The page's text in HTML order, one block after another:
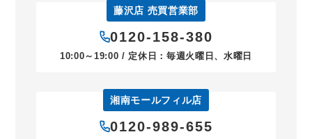
藤沢店 売買営業部
0120-158-380
10:00～19:00 / 定休日：毎週火曜日、水曜日
湘南モールフィル店
0120-989-655